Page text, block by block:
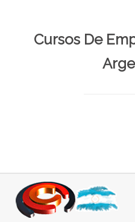
Cursos De